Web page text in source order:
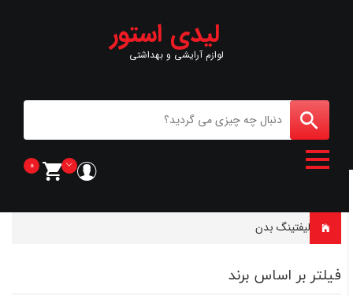
لیدی استور
لوازم آرایشی و بهداشتی
0
خانه لیفتینگ بدن
فیلتر بر اساس برند